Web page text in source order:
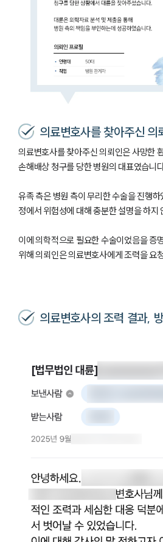
의료변호사를 찾아주신 의
의료변호사를 찾아주신 의뢰인은 사망한
손해배상 청구를 당한 병원의 대표였습니
유족 측은 병원 측이 무리한 수술을 진행
정에서 위험성에 대해 충분한 설명을 하지
이에 의학적으로 필요한 수술이었음을 증
위해 의뢰인은 의료변호사에게 조력을 요
의료변호사의 조력 결과,